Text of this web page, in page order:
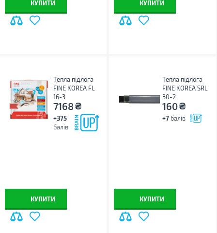
КУПИТИ КУПИТИ
Тепла підлога
FINE KOREA FL
16-3
7168₴
+375
балів
КУПИТИ
Тепла підлога
FINE KOREA SRL
30-2
160₴
+7 балів
КУПИТИ